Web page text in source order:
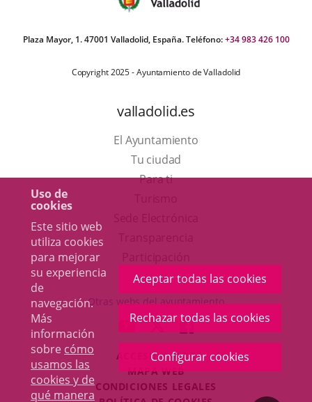
Uso de
cookies
Este sitio web
utiliza cookies
para mejorar
su experiencia
de
navegación.
Más
información
sobre cómo
usamos las
cookies y de
qué manera
Aceptar todas las cookies
Rechazar todas las cookies
Configurar cookies
Plaza Mayor, 1. 47001 Valladolid, España. Teléfono:+34 983 426 100
Copyright 2025 - Ayuntamiento de Valladolid
valladolid.es
El Ayuntamiento
Tu ciudad
Para ti
en
una
ventana
nueva.
aplicación
externa.
Otras webs del ayuntamiento
ENLACE
A
UNA
APLICACIÓN
EXTERNA.
ENLACE
A
UNA
APLICACIÓN
EXTERNA.
ENLACE
A
UNA
EXTERNA.
ACCESIBILIDAD
MAPA WEB
CONDICIONES LEGALES